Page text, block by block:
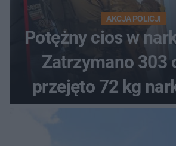
AKCJA POLICJI
Potężny cios w
Zatrzymano 303 osoby i
przejęto 72 kg